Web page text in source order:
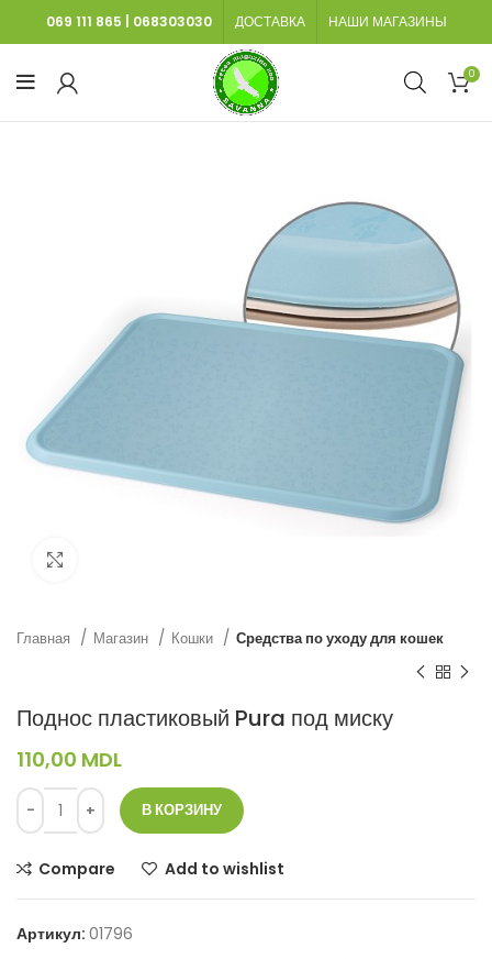
069 111 865 068303030 ДОСТАВКА НАШИ МАГАЗИНЫ
0
Главная Магазин Кошки Средства по уходу для кошек
Поднос пластиковый Pura под миску
110,00 MDL
В КОРЗИНУ
Compare Add to wishlist
Артикул: 01796